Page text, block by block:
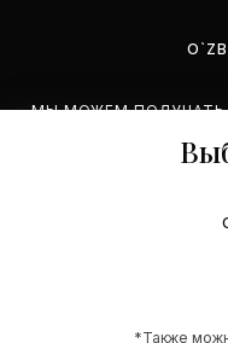
O`ZB
МЫ МОЖЕМ
ПРОДУКТЫ,
*Также